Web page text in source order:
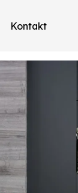
Kontakt